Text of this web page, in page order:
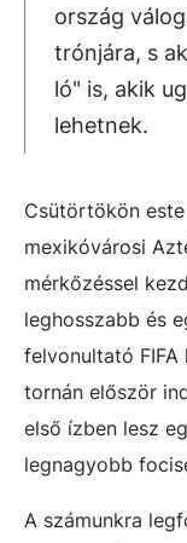
ország
trónjára, s
ló" is, akik
lehetnek.
Csütörtökön
mexikóvárosi
mérkőzéssel
leghosszabb és
felvonultató
tornán először
első ízben lesz
legnagyobb
A számunkra